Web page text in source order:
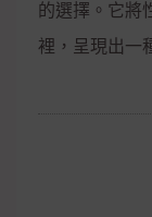
的選擇。它將
裡，呈現出一